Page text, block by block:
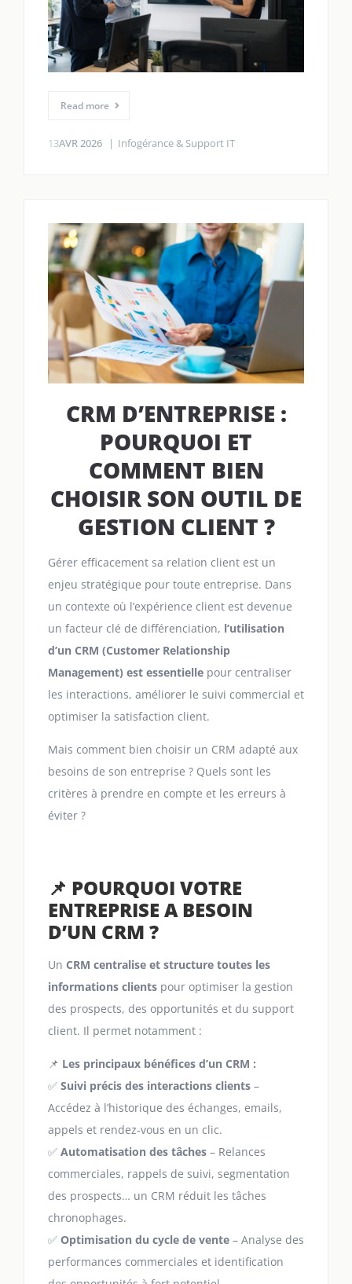
Read more
13AVR 2026 Infogérance & Support IT
CRM D’ENTREPRISE :
POURQUOI ET
COMMENT BIEN
CHOISIR SON OUTIL DE
GESTION CLIENT ?
Gérer efficacement sa relation client est un
enjeu stratégique pour toute entreprise. Dans
un contexte où l’expérience client est devenue
un facteur clé de différenciation, l’utilisation
d’un CRM (Customer Relationship
Management) est essentielle pour centraliser
les interactions, améliorer le suivi commercial et
optimiser la satisfaction client.
Mais comment bien choisir un CRM adapté aux
besoins de son entreprise ? Quels sont les
critères à prendre en compte et les erreurs à
éviter ?
📌 POURQUOI VOTRE
ENTREPRISE A BESOIN
D’UN CRM ?
Un CRM centralise et structure toutes les
informations clients pour optimiser la gestion
des prospects, des opportunités et du support
client. Il permet notamment :
📌 Les principaux bénéfices d’un CRM :
✅ Suivi précis des interactions clients –
Accédez à l’historique des échanges, emails,
appels et rendez-vous en un clic.
✅ Automatisation des tâches – Relances
commerciales, rappels de suivi, segmentation
des prospects… un CRM réduit les tâches
chronophages.
✅ Optimisation du cycle de vente – Analyse des
performances commerciales et identification